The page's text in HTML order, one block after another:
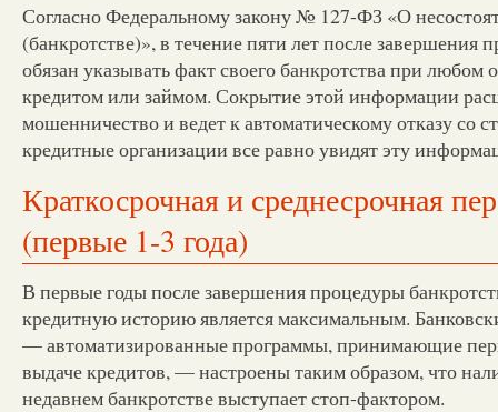
Согласно Федеральному закону № 127-ФЗ «О
(банкротстве)», в течение пяти лет после завершения
обязан указывать факт своего банкротства при любом
кредитом или займом. Сокрытие этой информации
мошенничество и ведет к автоматическому отказу со
кредитные организации все равно увидят эту
Краткосрочная и среднесрочная
(первые 1-3 года)
В первые годы после завершения процедуры
кредитную историю является максимальным.
— автоматизированные программы, принимающие
выдаче кредитов, — настроены таким образом, что
недавнем банкротстве выступает стоп-фактором.